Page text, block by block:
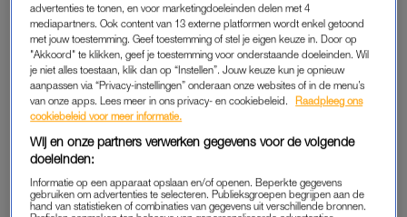
gebeurde er rare dingen. Mijn vriend vertoonde claimend
gedrag en zei dat ik dingen niet mocht doen. Hij weigerde ook
mijn kant op te reizen om elkaar te zien. Ik moest altijd naar
hem toe.
Ik zat op een roze wolk en had niet door dat wat er gebeurde
niet kon. Mijn ouders daarentegen vonden het niet oké en
staken er een stokje voor. Dit leidde tot een hoop discussies,
want ik vond dat ik onderhand zelf kon bepalen wat goed voor
me was.”
advertenties te tonen, en voor marketingdoeleinden delen met 4
mediapartners. Ook content van 13 externe platformen wordt enkel getoond
met jouw toestemming. Geef toestemming of stel je eigen keuze in. Door op
"Akkoord" te klikken, geef je toestemming voor onderstaande doeleinden. Wil
je niet alles toestaan, klik dan op “Instellen”. Jouw keuze kun je opnieuw
aanpassen via “Privacy-instellingen” onderaan onze websites of in de menu’s
van onze apps. Lees meer in ons privacy- en cookiebeleid.
Raadpleeg ons
cookiebeleid voor meer informatie.
Wij en onze partners verwerken gegevens voor de volgende
doeleinden:
Informatie op een apparaat opslaan en/of openen. Beperkte gegevens
gebruiken om advertenties te selecteren. Publieksgroepen begrijpen aan de
hand van statistieken of combinaties van gegevens uit verschillende bronnen.